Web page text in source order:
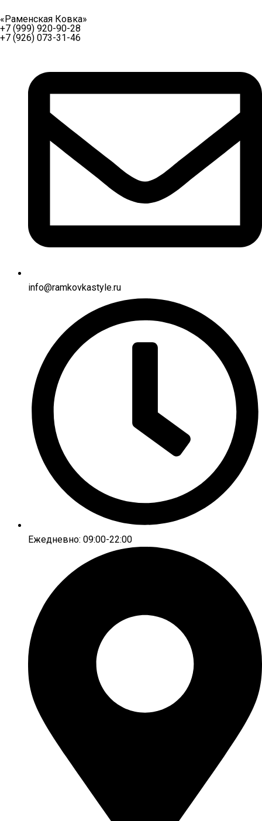
«Раменская Ковка»
+7 (999) 920-90-28
+7 (926) 073-31-46
info@ramkovkastyle.ru
Ежедневно: 09:00-22:00